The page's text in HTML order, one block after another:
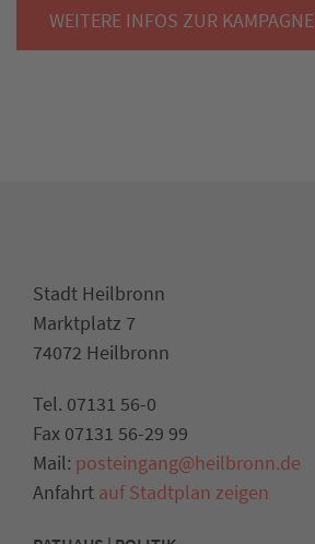
WEITERE INFOS ZUR KAMPAGNE
Stadt Heilbronn
Marktplatz 7
74072 Heilbronn
Tel. 07131 56-0
Fax 07131 56-29 99
Mail: posteingang@heilbronn.de
Anfahrt auf Stadtplan zeigen